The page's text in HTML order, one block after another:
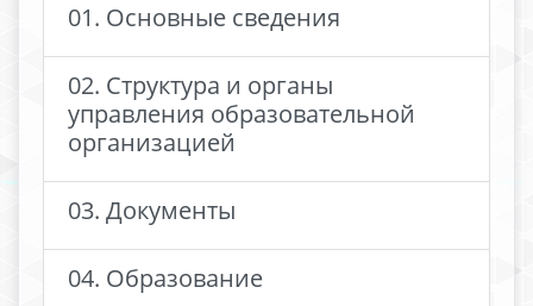
01. Основные сведения
02. Структура и органы
управления образовательной
организацией
03. Документы
04. Образование